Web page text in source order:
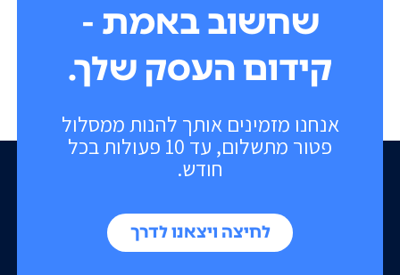
אנחנו מזמינים אותך להנות ממסלול
פטור מתשלום, עד 10 פעולות בכל
חודש.
לחיצה ויצאנו לדרך
שחשוב באמת -
קידום העסק שלך.